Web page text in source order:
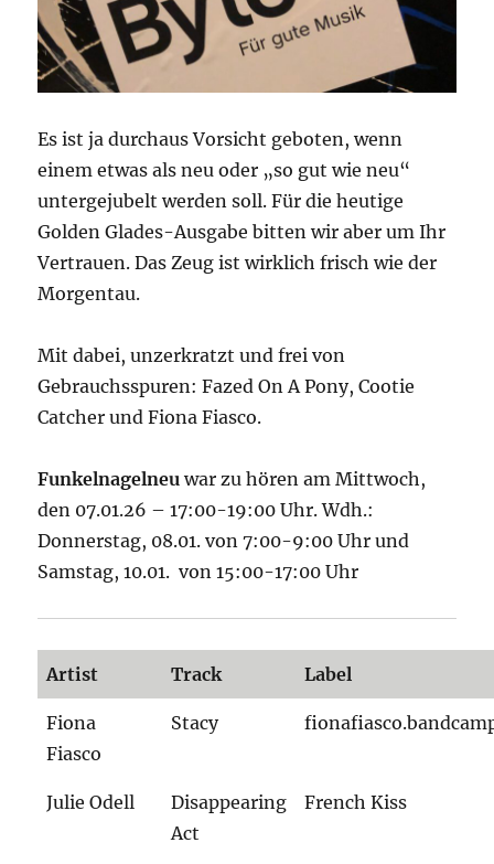
Es ist ja durchaus Vorsicht geboten, wenn
einem etwas als neu oder „so gut wie neu“
untergejubelt werden soll. Für die heutige
Golden Glades-Ausgabe bitten wir aber um Ihr
Vertrauen. Das Zeug ist wirklich frisch wie der
Morgentau.
Mit dabei, unzerkratzt und frei von
Gebrauchsspuren: Fazed On A Pony, Cootie
Catcher und Fiona Fiasco.
Funkelnagelneu war zu hören am Mittwoch,
den 07.01.26 – 17:00-19:00 Uhr. Wdh.:
Donnerstag, 08.01. von 7:00-9:00 Uhr und
Samstag, 10.01. von 15:00-17:00 Uhr
Artist Track Label
Fiona
Fiasco
Stacy
Julie Odell
Disappearing
Act
French Kiss